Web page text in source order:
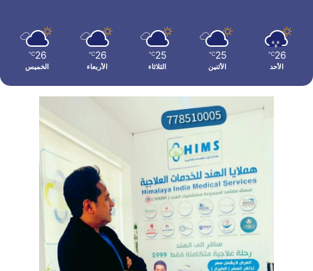
26
℃
الأحد
25
℃
الأثنين
25
℃
الثلاثاء
26
℃
الأربعاء
26
℃
الخميس